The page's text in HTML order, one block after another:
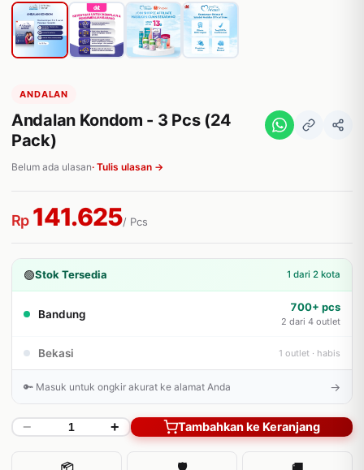
ANDALAN
Andalan Kondom - 3 Pcs (24
Pack)
Belum ada ulasan· Tulis ulasan →
Rp 141.625/ Pcs
🟢Stok Tersedia 1 dari 2 kota
Bandung
700+ pcs
2 dari 4 outlet
Bekasi 1 outlet · habis
🔑 Masuk untuk ongkir akurat ke alamat Anda →
− + Tambahkan ke Keranjang
📦 🛡 🚚